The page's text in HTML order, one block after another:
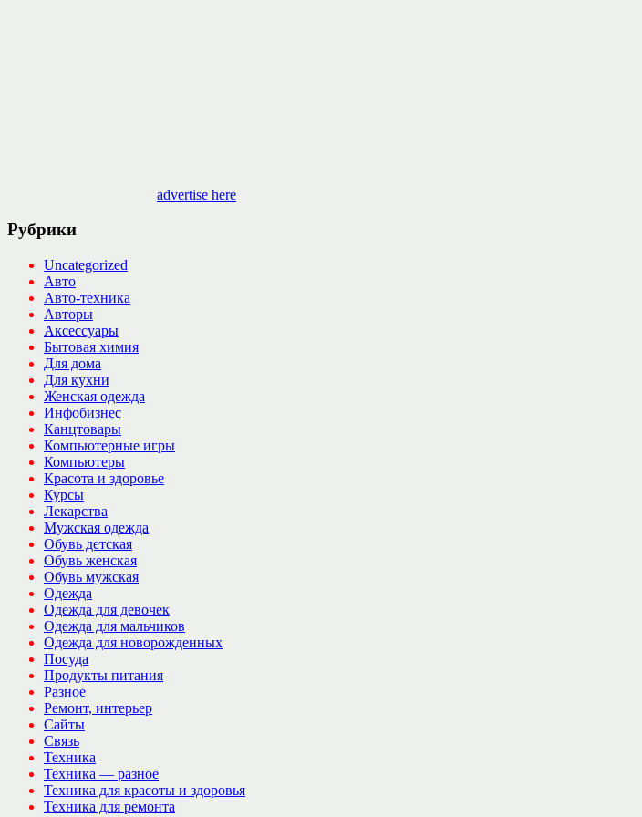
advertise here
Рубрики
Uncategorized
Авто
Авто-техника
Авторы
Аксессуары
Бытовая химия
Для дома
Для кухни
Женская одежда
Инфобизнес
Канцтовары
Компьютерные игры
Компьютеры
Красота и здоровье
Курсы
Лекарства
Мужская одежда
Обувь детская
Обувь женская
Обувь мужская
Одежда
Одежда для девочек
Одежда для мальчиков
Одежда для новорожденных
Посуда
Продукты питания
Разное
Ремонт, интерьер
Сайты
Связь
Техника
Техника — разное
Техника для красоты и здоровья
Техника для ремонта